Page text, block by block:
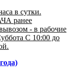
в сутки.
ранее
- в рабочие
С 10:00 до